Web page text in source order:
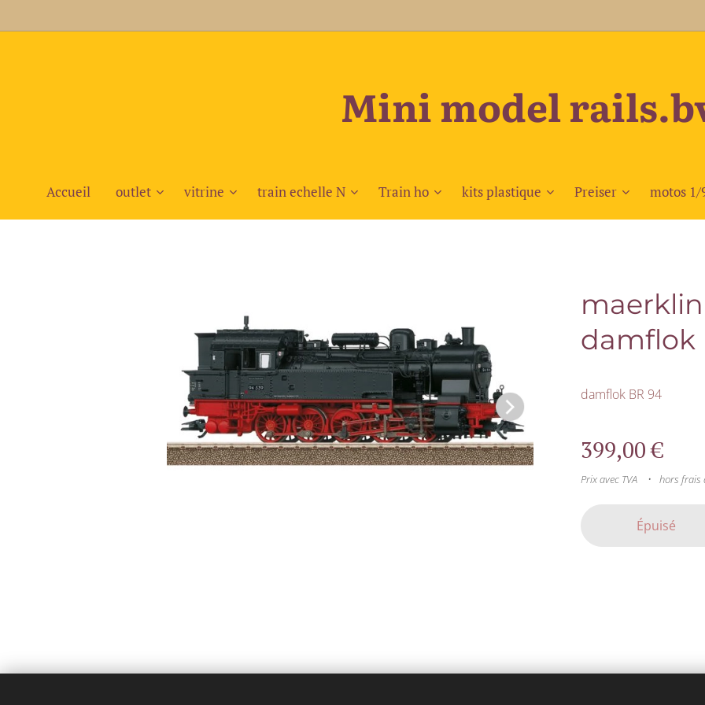
Mini model
Accueil outlet vitrine train echelle N Train ho kits plastique Preiser motos 1/
damflok
damflok BR 94
399,00€
Prix avec TVA hors frais
Épuisé